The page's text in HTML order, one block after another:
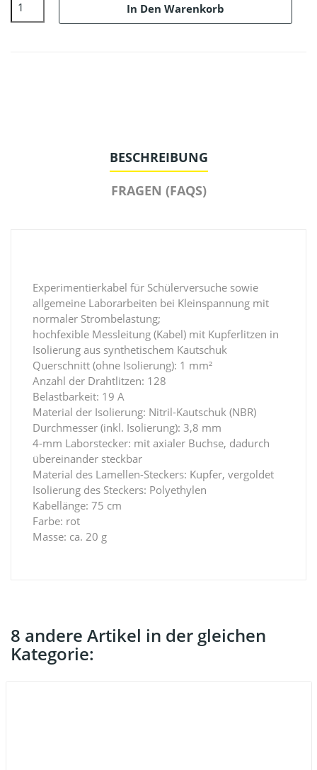
In Den Warenkorb
BESCHREIBUNG
FRAGEN (FAQS)
Experimentierkabel für Schülerversuche sowie
allgemeine Laborarbeiten bei Kleinspannung mit
normaler Strombelastung;
hochfexible Messleitung (Kabel) mit Kupferlitzen in
Isolierung aus synthetischem Kautschuk
Querschnitt (ohne Isolierung): 1 mm²
Anzahl der Drahtlitzen: 128
Belastbarkeit: 19 A
Material der Isolierung: Nitril-Kautschuk (NBR)
Durchmesser (inkl. Isolierung): 3,8 mm
4-mm Laborstecker: mit axialer Buchse, dadurch
übereinander steckbar
Material des Lamellen-Steckers: Kupfer, vergoldet
Isolierung des Steckers: Polyethylen
Kabellänge: 75 cm
Farbe: rot
Masse: ca. 20 g
8 andere Artikel in der gleichen
Kategorie: